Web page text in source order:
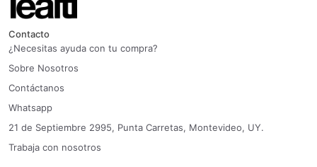
Contacto
¿Necesitas ayuda con tu compra?
Sobre Nosotros
Contáctanos
Whatsapp
21 de Septiembre 2995, Punta Carretas, Montevideo, UY.
Trabaja con nosotros